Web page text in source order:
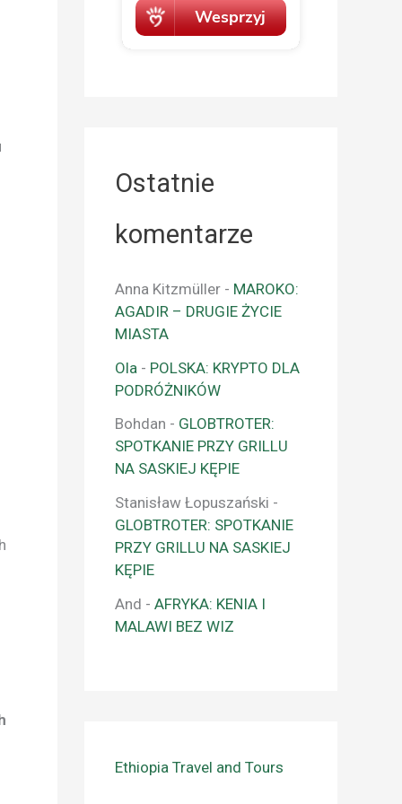
Ostatnie
komentarze
Anna Kitzmüller - MAROKO:
AGADIR – DRUGIE ŻYCIE
MIASTA
Ola - POLSKA: KRYPTO DLA
PODRÓŻNIKÓW
Bohdan - GLOBTROTER:
SPOTKANIE PRZY GRILLU
NA SASKIEJ KĘPIE
Stanisław Łopuszański -
GLOBTROTER: SPOTKANIE
PRZY GRILLU NA SASKIEJ
KĘPIE
And - AFRYKA: KENIA I
MALAWI BEZ WIZ
Ethiopia Travel and Tours